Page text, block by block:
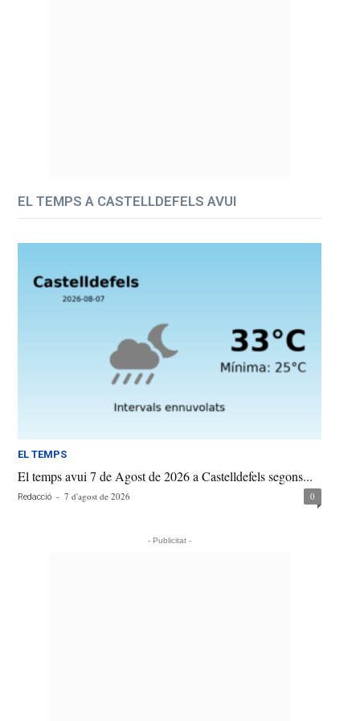
EL TEMPS A CASTELLDEFELS AVUI
EL TEMPS
El temps avui 7 de Agost de 2026 a Castelldefels segons...
Redacció - 7 d'agost de 2026 0
- Publicitat -